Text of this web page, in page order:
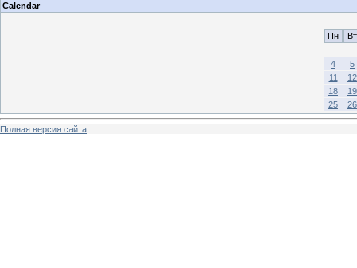
Calendar
Пн Вт
4
5
11
12
18
19
25
26
Полная версия сайта